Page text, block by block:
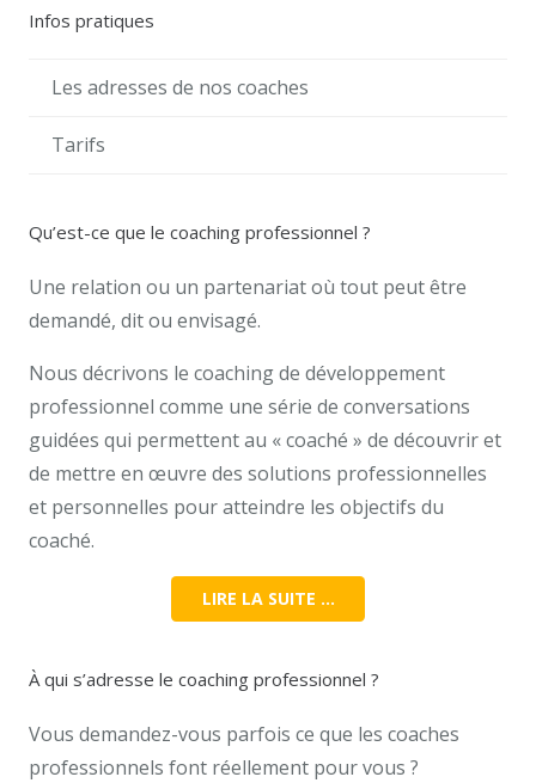
Infos pratiques
Les adresses de nos coaches
Tarifs
Qu’est-ce que le coaching professionnel ?
Une relation ou un partenariat où tout peut être
demandé, dit ou envisagé.
Nous décrivons le coaching de développement
professionnel comme une série de conversations
guidées qui permettent au « coaché » de découvrir et
de mettre en œuvre des solutions professionnelles
et personnelles pour atteindre les objectifs du
coaché.
LIRE LA SUITE …
À qui s’adresse le coaching professionnel ?
Vous demandez-vous parfois ce que les coaches
professionnels font réellement pour vous ?